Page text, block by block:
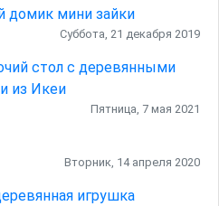
домик мини зайки
Суббота, 21 декабря 2019
стол с деревянными
из Икеи
Пятница, 7 мая 2021
Вторник, 14 апреля 2020
игрушка